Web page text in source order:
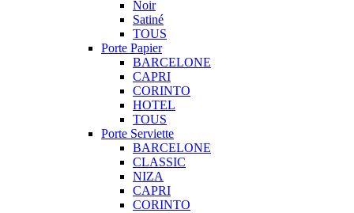
Noir
Satiné
TOUS
Porte Papier
BARCELONE
CAPRI
CORINTO
HOTEL
TOUS
Porte Serviette
BARCELONE
CLASSIC
NIZA
CAPRI
CORINTO